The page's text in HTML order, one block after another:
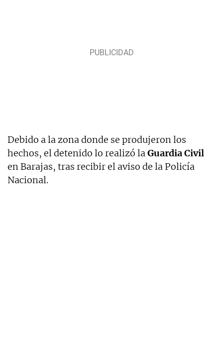
Debido a la zona donde se produjeron los
hechos, el detenido lo realizó laGuardia Civil
en Barajas, tras recibir el aviso de la Policía
Nacional.